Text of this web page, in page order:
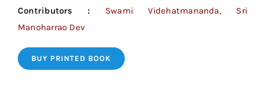
Contributors :
Swami Videhatmananda, Sri
Manoharrao Dev
BUY PRINTED BOOK